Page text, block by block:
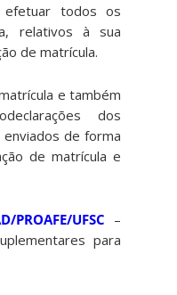
efetuar todos os
relativos à sua
de matrícula.
e também
dos
de forma
de matrícula e
UFSC –
para